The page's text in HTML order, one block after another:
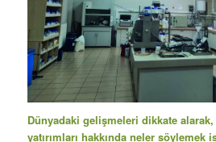
Dünyadaki gelişmeleri dikkate alarak,
yatırımları hakkında neler söylemek